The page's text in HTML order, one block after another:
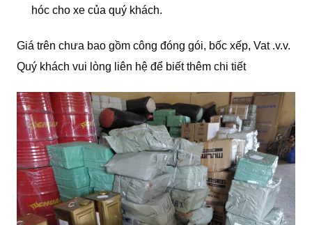
hóc cho xe của quý khách.
Giá trên chưa bao gồm công đóng gói, bốc xếp, Vat .v.v.
Quý khách vui lòng liên hệ để biết thêm chi tiết